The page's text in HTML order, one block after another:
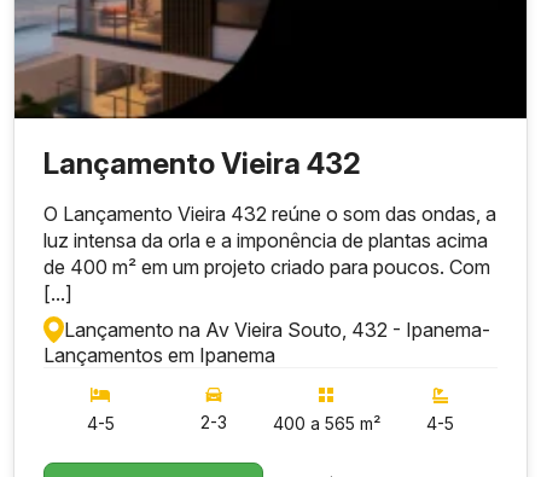
Lançamento Vieira 432
O Lançamento Vieira 432 reúne o som das ondas, a
luz intensa da orla e a imponência de plantas acima
de 400 m² em um projeto criado para poucos. Com
[...]
Lançamento na Av Vieira Souto, 432 - Ipanema-
Lançamentos em Ipanema
4-5 2-3 400 a 565 m² 4-5